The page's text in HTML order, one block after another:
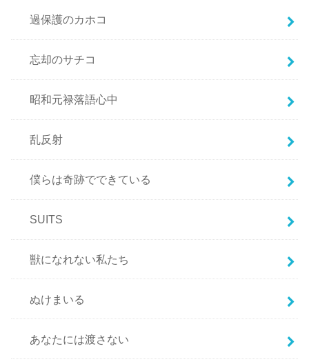
過保護のカホコ
忘却のサチコ
昭和元禄落語心中
乱反射
僕らは奇跡でできている
SUITS
獣になれない私たち
ぬけまいる
あなたには渡さない